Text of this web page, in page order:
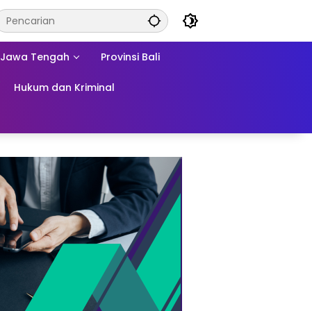
Jawa Tengah Provinsi Bali
Hukum dan Kriminal